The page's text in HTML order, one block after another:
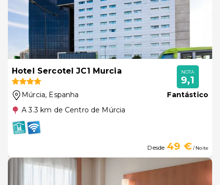
Hotel Sercotel JC1 Murcia
Múrcia, Espanha
A 3.3 km de Centro de Múrcia
NOTA
9,1
Fantástico
Desde 49 €/ Noite